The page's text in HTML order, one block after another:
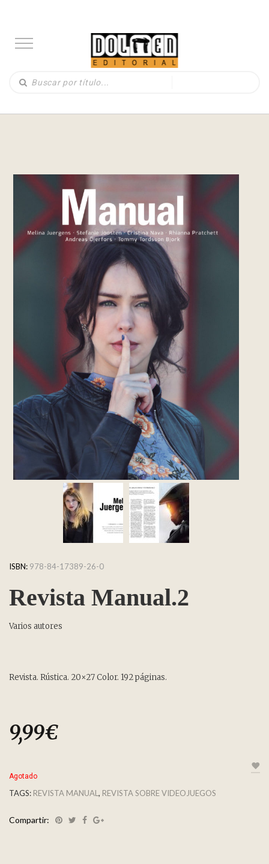
ISBN: 978-84-17389-26-0
Revista Manual.2
Varios autores
Revista. Rústica. 20×27 Color. 192 páginas.
9,99€
Agotado
TAGS: REVISTA MANUAL, REVISTA SOBRE VIDEOJUEGOS
Compartir: